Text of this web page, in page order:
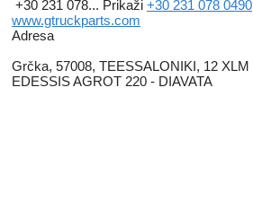
+30 231 078... Prikaži +30 231 078 0490
www.gtruckparts.com
Adresa
Grčka, 57008, TEESSALONIKI, 12
EDESSIS AGROT 220 - DIAVATA